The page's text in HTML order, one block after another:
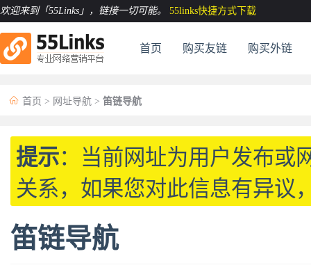
欢迎来到「55Links」 ，链接一切可能。 55links快捷方式下载
首页 购买友链 购买外链
 首页 > 网址导航 > 笛链导航
提示：当前网址为用户发布或
关系，如果您对此信息有异议
笛链导航